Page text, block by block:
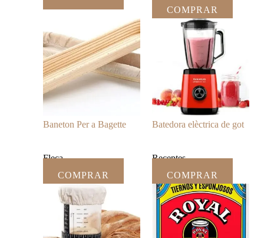
COMPRAR
Baneton Per a Bagette
Fleca
COMPRAR
Batedora elèctrica de got
Receptes
COMPRAR